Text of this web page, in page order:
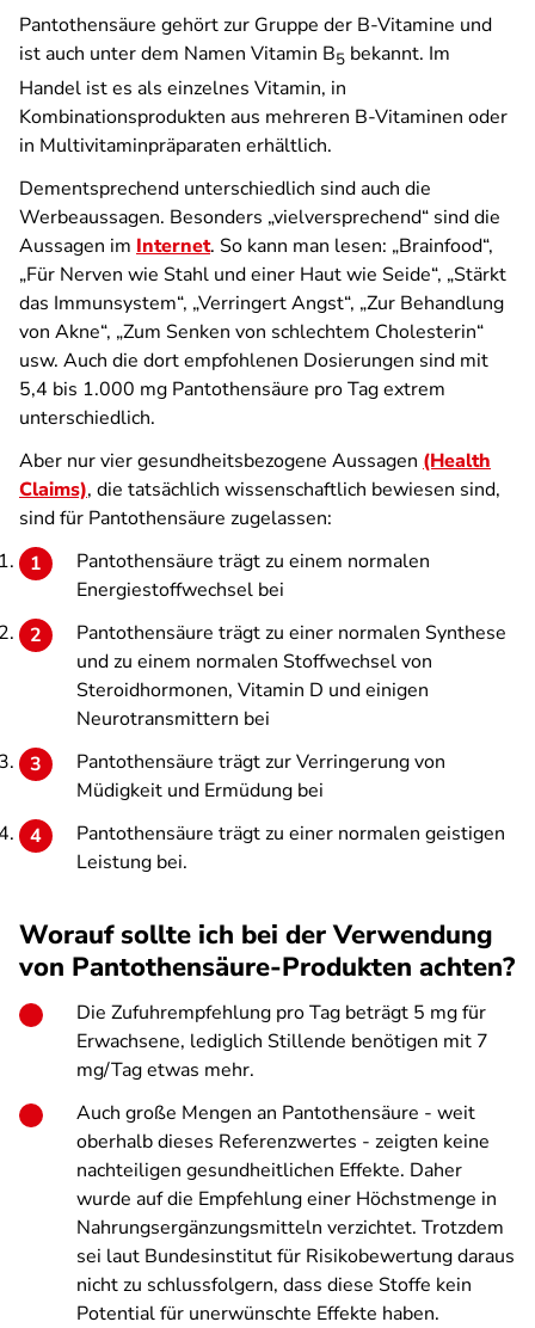
Pantothensäure gehört zur Gruppe der B-Vitamine und
ist auch unter dem Namen Vitamin B5 bekannt. Im
Handel ist es als einzelnes Vitamin, in
Kombinationsprodukten aus mehreren B-Vitaminen oder
in Multivitaminpräparaten erhältlich.
Dementsprechend unterschiedlich sind auch die
Werbeaussagen. Besonders „vielversprechend“ sind die
Aussagen im Internet. So kann man lesen: „Brainfood“,
„Für Nerven wie Stahl und einer Haut wie Seide“, „Stärkt
das Immunsystem“, „Verringert Angst“, „Zur Behandlung
von Akne“, „Zum Senken von schlechtem Cholesterin“
usw. Auch die dort empfohlenen Dosierungen sind mit
5,4 bis 1.000 mg Pantothensäure pro Tag extrem
unterschiedlich.
Aber nur vier gesundheitsbezogene Aussagen (Health
Claims), die tatsächlich wissenschaftlich bewiesen sind,
sind für Pantothensäure zugelassen:
Pantothensäure trägt zu einem normalen
Energiestoffwechsel bei
Pantothensäure trägt zu einer normalen Synthese
und zu einem normalen Stoffwechsel von
Steroidhormonen, Vitamin D und einigen
Neurotransmittern bei
Pantothensäure trägt zur Verringerung von
Müdigkeit und Ermüdung bei
Pantothensäure trägt zu einer normalen geistigen
Leistung bei.
Worauf sollte ich bei der Verwendung
von Pantothensäure-Produkten achten?
Die Zufuhrempfehlung pro Tag beträgt 5 mg für
Erwachsene, lediglich Stillende benötigen mit 7
mg/Tag etwas mehr.
Auch große Mengen an Pantothensäure - weit
oberhalb dieses Referenzwertes - zeigten keine
nachteiligen gesundheitlichen Effekte. Daher
wurde auf die Empfehlung einer Höchstmenge in
Nahrungsergänzungsmitteln verzichtet. Trotzdem
sei laut Bundesinstitut für Risikobewertung daraus
nicht zu schlussfolgern, dass diese Stoffe kein
Potential für unerwünschte Effekte haben.